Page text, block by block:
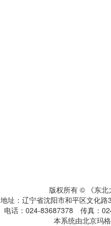
版权所有 © 《东北
地址：辽宁省沈阳市和平区文化
电话：024-83687378 传真：
本系统由北京玛